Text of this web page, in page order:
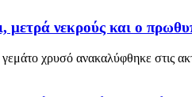
μετρά νεκρούς και ο